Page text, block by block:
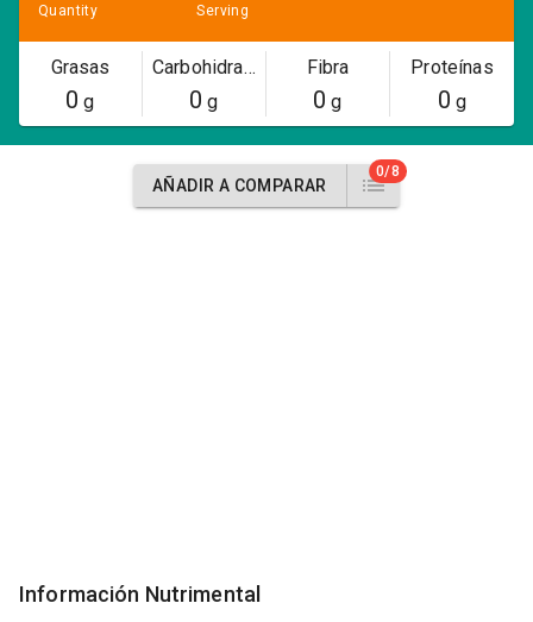
Quantity Serving
Grasas
0 g
Carbohidratos
0 g
Fibra
0 g
Proteínas
0 g
AÑADIR A COMPARAR
0/8
Información Nutrimental